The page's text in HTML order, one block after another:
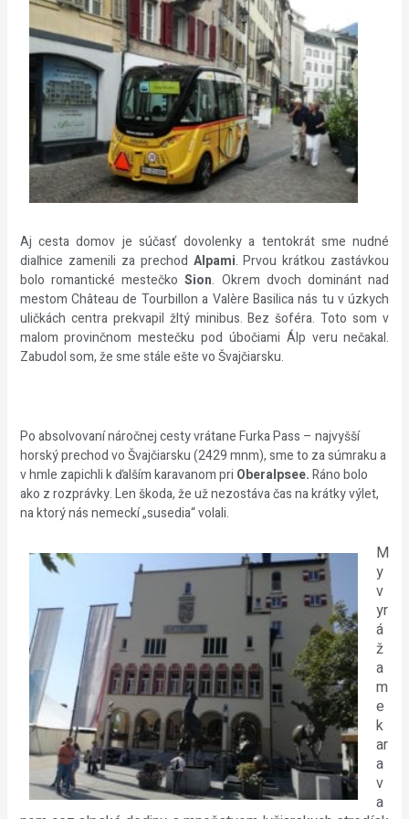
Aj cesta domov je súčasť dovolenky a tentokrát sme nudné
diaľnice zamenili za prechod Alpami. Prvou krátkou zastávkou
bolo romantické mestečkoSion. Okrem dvoch dominánt nad
mestom Château de Tourbillon a Valère Basilica nás tu v úzkych
uličkách centra prekvapil žltý minibus. Bez šoféra. Toto som v
malom provinčnom mestečku pod úbočiami Álp veru nečakal.
Zabudol som, že sme stále ešte vo Švajčiarsku.
Po absolvovaní náročnej cesty vrátane Furka Pass – najvyšší
horský prechod vo Švajčiarsku (2429 mnm), sme to za súmraku a
v hmle zapichli k ďalším karavanom pri Oberalpsee.Ráno bolo
ako z rozprávky. Len škoda, že už nezostáva čas na krátky výlet,
na ktorý nás nemeckí „susedia“ volali.
M
y
v
yr
á
ž
a
m
e
k
ar
a
v
a